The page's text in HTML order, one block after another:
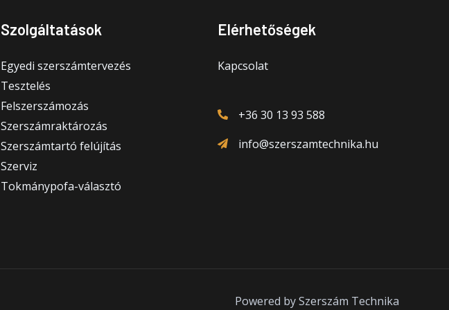
Szolgáltatások
Egyedi szerszámtervezés
Tesztelés
Felszerszámozás
Szerszámraktározás
Szerszámtartó felújítás
Szerviz
Tokmánypofa-választó
Elérhetőségek
Kapcsolat
+36 30 13 93 588
info@szerszamtechnika.hu
Powered by Szerszám Technika